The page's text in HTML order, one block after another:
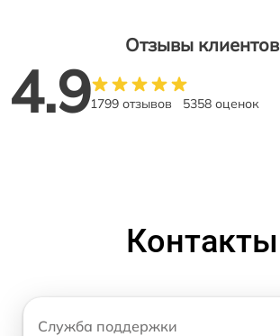
Отзывы клиентов
4.91799 отзывов 5358 оценок
Контакты
Служба поддержки